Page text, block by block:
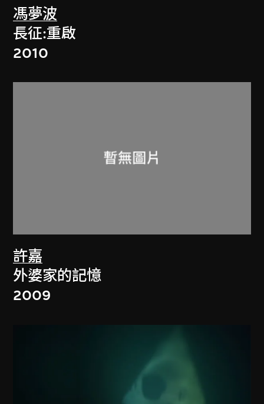
馮夢波
長征:重啟
2010
許嘉
外婆家的記憶
2009